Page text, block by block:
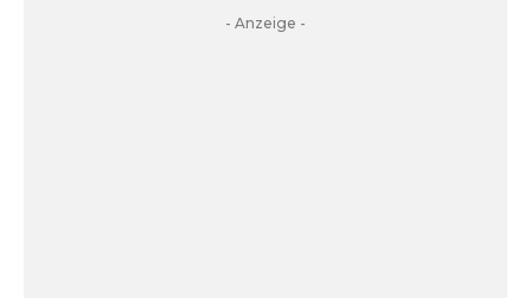
- Anzeige -